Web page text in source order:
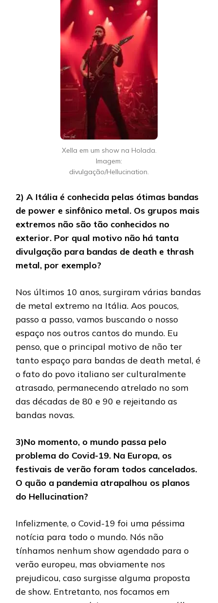
Xella em um show na Holada.
Imagem:
divulgação/Hellucination.
2) A Itália é conhecida pelas ótimas bandas
de power e sinfônico metal. Os grupos mais
extremos não são tão conhecidos no
exterior. Por qual motivo não há tanta
divulgação para bandas de death e thrash
metal, por exemplo?
Nos últimos 10 anos, surgiram várias bandas
de metal extremo na Itália. Aos poucos,
passo a passo, vamos buscando o nosso
espaço nos outros cantos do mundo. Eu
penso, que o principal motivo de não ter
tanto espaço para bandas de death metal, é
o fato do povo italiano ser culturalmente
atrasado, permanecendo atrelado no som
das décadas de 80 e 90 e rejeitando as
bandas novas.
3)No momento, o mundo passa pelo
problema do Covid-19. Na Europa, os
festivais de verão foram todos cancelados.
O quão a pandemia atrapalhou os planos
do Hellucination?
Infelizmente, o Covid-19 foi uma péssima
notícia para todo o mundo. Nós não
tínhamos nenhum show agendado para o
verão europeu, mas obviamente nos
prejudicou, caso surgisse alguma proposta
de show. Entretanto, nos focamos em